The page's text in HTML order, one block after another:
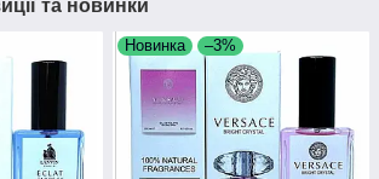
та новинки
Новинка –3%